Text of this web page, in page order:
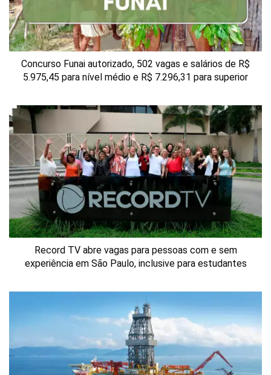
Concurso Funai autorizado, 502 vagas e salários de R$
5.975,45 para nível médio e R$ 7.296,31 para superior
Record TV abre vagas para pessoas com e sem
experiência em São Paulo, inclusive para estudantes